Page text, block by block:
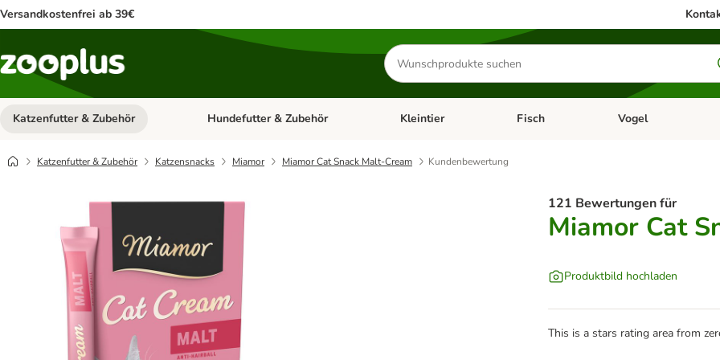
Versandkostenfrei ab 39€
Produkte
suchen
Katzenfutter & Zubehör Kategorie-Menü öffnen: Katzenfutter & Zubehör
Hundefutter & Zubehör Kategorie-Menü öffnen: Hundefutter & Zubehör
Kleintier Kategorie-Menü öffnen: Kleintier
Fisch Kategorie-Menü
Vogel
Katzenfutter & Zubehör Katzensnacks Miamor Miamor Cat Snack Malt-Cream Kundenbewertung
121 Bewertungen für
Miamor Cat
Produktbild hochladen
This is a stars rating area from